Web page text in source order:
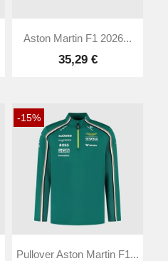
Aston Martin F1 2026...
35,29 €
-15%
Pullover Aston Martin F1...